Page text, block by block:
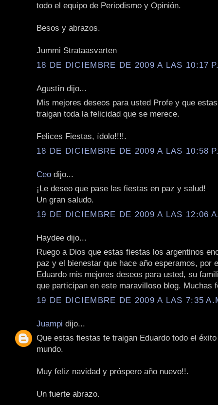
todo el equipo de Periodismo y Opinión.
Besos y abrazos.
Jummi Strataasvarten
18 DE DICIEMBRE DE 2009 A LAS 10:17
Agustín dijo...
Mis mejores deseos para usted Profe y que
traigan toda la felicidad que se merece.
Felices Fiestas, ídolo!!!!.
18 DE DICIEMBRE DE 2009 A LAS 10:58
Ceo dijo...
¡Le deseo que pase las fiestas en paz y salud!
Un gran saludo.
19 DE DICIEMBRE DE 2009 A LAS 12:06
Haydee dijo...
Ruego a Dios que estas fiestas los argentinos
paz y el bienestar que hace año esperamos, por
Eduardo mis mejores deseos para usted, su
que participan en este maravilloso blog. Muchas
19 DE DICIEMBRE DE 2009 A LAS 7:35
Juampi dijo...
Que estas fiestas te traigan Eduardo todo el
mundo.
Muy feliz navidad y próspero año nuevo!!.
Un fuerte abrazo.